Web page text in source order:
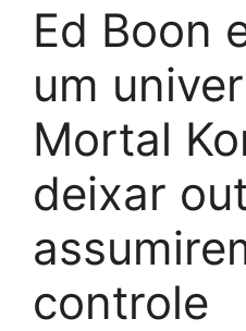
Ed Boon
um
Mortal
deixar
controle